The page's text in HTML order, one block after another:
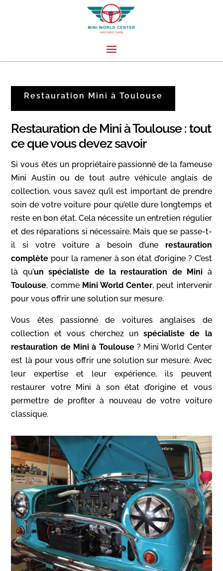
Restauration Mini à Toulouse
Restauration de Mini à Toulouse : tout
ce que vous devez savoir
Si vous êtes un propriétaire passionné de la fameuse
Mini Austin ou de tout autre véhicule anglais de
collection, vous savez qu’il est important de prendre
soin de votre voiture pour qu’elle dure longtemps et
reste en bon état. Cela nécessite un entretien régulier
et des réparations si nécessaire. Mais que se passe-t-
il si votre voiture a besoin d’une restauration
complète pour la ramener à son état d’origine ? C’est
là qu’un spécialiste de la restauration de Mini à
Toulouse, comme Mini World Center, peut intervenir
pour vous offrir une solution sur mesure.
Vous êtes passionné de voitures anglaises de
collection et vous cherchez unspécialiste de la
restauration de Mini à Toulouse ? Mini World Center
est là pour vous offrir une solution sur mesure. Avec
leur expertise et leur expérience, ils peuvent
restaurer votre Mini à son état d’origine et vous
permettre de profiter à nouveau de votre voiture
classique.